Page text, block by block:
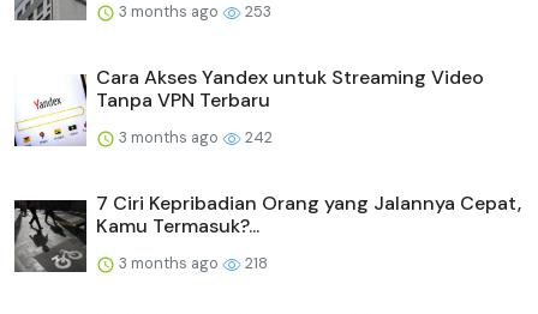
3 months ago 253
Cara Akses Yandex untuk Streaming Video
Tanpa VPN Terbaru
3 months ago 242
7 Ciri Kepribadian Orang yang Jalannya Cepat,
Kamu Termasuk?...
3 months ago 218